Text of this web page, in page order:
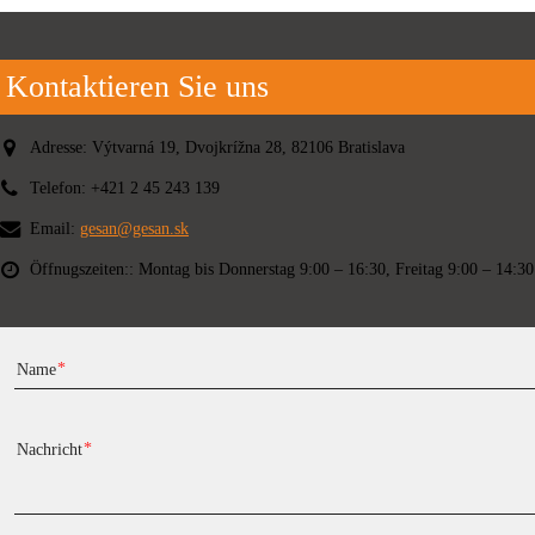
Kontaktieren Sie uns
Adresse: Výtvarná 19, Dvojkrížna 28, 82106 Bratislava
Telefon: +421 2 45 243 139
Email: gesan@gesan.sk
Öffnugszeiten:: Montag bis Donnerstag 9:00 – 16:30, Freitag 9:00 – 14:30
Name
Nachricht